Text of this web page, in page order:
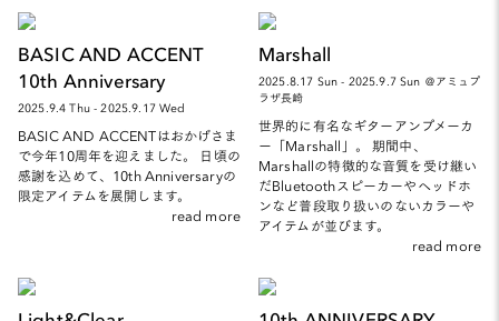
BASIC AND ACCENT
10th Anniversary
2025.9.4 Thu - 2025.9.17 Wed
BASIC AND ACCENTはおかげさま
で今年10周年を迎えました。 日頃の
感謝を込めて、10th Anniversaryの
限定アイテムを展開します。
read more
Marshall
2025.8.17 Sun - 2025.9.7 Sun ＠アミュプ
ラザ長崎
世界的に有名なギターアンプメーカ
ー「Marshall」。 期間中、
Marshallの特徴的な音質を受け継い
だBluetoothスピーカーやヘッドホ
ンなど普段取り扱いのないカラーや
アイテムが並びます。
read more